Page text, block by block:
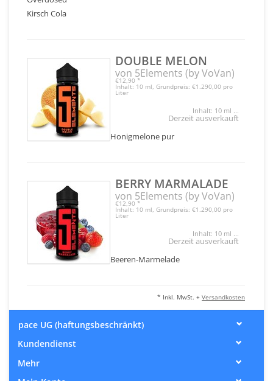
Kirsch Cola
DOUBLE MELON
von 5Elements (by VoVan)
€12,90 *
Inhalt: 10 ml, Grundpreis: €1.290,00 pro
Liter
Inhalt: 10 ml ...
Derzeit ausverkauft
Honigmelone pur
BERRY MARMALADE
von 5Elements (by VoVan)
€12,90 *
Inhalt: 10 ml, Grundpreis: €1.290,00 pro
Liter
Inhalt: 10 ml ...
Derzeit ausverkauft
Beeren-Marmelade
* Inkl. MwSt. + Versandkosten
pace UG (haftungsbeschränkt)
Kundendienst
Mehr